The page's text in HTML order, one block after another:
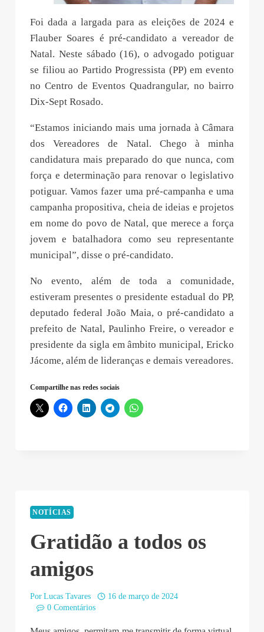
Foi dada a largada para as eleições de 2024 e
Flauber Soares é pré-candidato a vereador de
Natal. Neste sábado (16), o advogado potiguar
se filiou ao Partido Progressista (PP) em evento
no Centro de Eventos Quadrangular, no bairro
Dix-Sept Rosado.
“Estamos iniciando mais uma jornada à Câmara
dos Vereadores de Natal. Chego à minha
candidatura mais preparado do que nunca, com
força e determinação para renovar o legislativo
potiguar. Vamos fazer uma pré-campanha e uma
campanha propositiva, cheia de ideias e projetos
em nome do povo de Natal, que merece a força
jovem e batalhadora como seu representante
municipal”, disse o pré-candidato.
No evento, além de toda a comunidade,
estiveram presentes o presidente estadual do PP,
deputado federal João Maia, o pré-candidato a
prefeito de Natal, Paulinho Freire, o vereador e
presidente da sigla em âmbito municipal, Ericko
Jácome, além de lideranças e demais vereadores.
Compartilhe nas redes sociais
NOTÍCIAS
Gratidão a todos os
amigos
Por Lucas Tavares
16 de março de 2024
0 Comentários